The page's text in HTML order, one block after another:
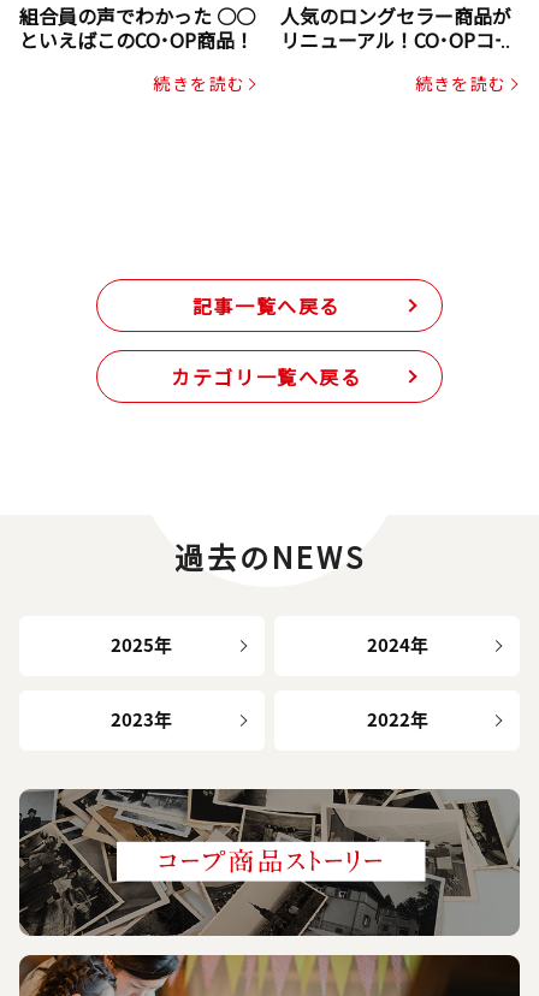
組合員の声でわかった ○○
といえばこのCO･OP商品！
続きを読む
人気のロングセラー商品が
リニューアル！CO･OPコー
続きを読む
記事一覧へ戻る
カテゴリ一覧へ戻る
過去のNEWS
2025年 2024年
2023年 2022年